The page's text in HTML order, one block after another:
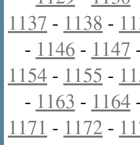
1137 - 1138 -
- 1146 - 1147
1154 - 1155 -
- 1163 - 1164
1171 - 1172 -